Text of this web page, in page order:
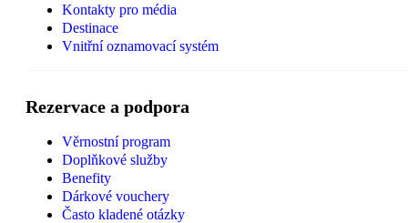
Kontakty pro média
Destinace
Vnitřní oznamovací systém
Rezervace a podpora
Věrnostní program
Doplňkové služby
Benefity
Dárkové vouchery
Často kladené otázky